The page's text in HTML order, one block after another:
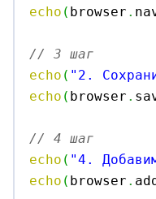
echo ( browser .
// 3 шаг
echo ( "2.
echo ( browser .
// 4 шаг
echo ( "4.
echo ( browser .